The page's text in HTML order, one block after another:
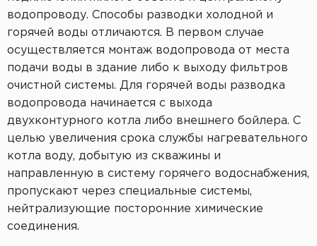
Станция очистки БиоДека
Водоочистка в загородном доме
водопроводу. Способы разводки холодной и
горячей воды отличаются. В первом случае
осуществляется монтаж водопровода от места
подачи воды в здание либо к выходу фильтров
очистной системы. Для горячей воды разводка
водопровода начинается с выхода
двухконтурного котла либо внешнего бойлера. С
целью увеличения срока службы нагревательного
котла воду, добытую из скважины и
направленную в систему горячего водоснабжения,
пропускают через специальные системы,
нейтрализующие посторонние химические
соединения.